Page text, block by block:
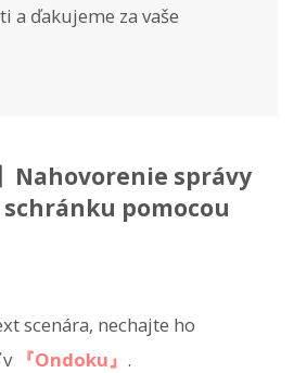
a ďakujeme za vaše
Nahovorenie správy
pomocou
scenára, nechajte ho
v 『Ondoku』 .